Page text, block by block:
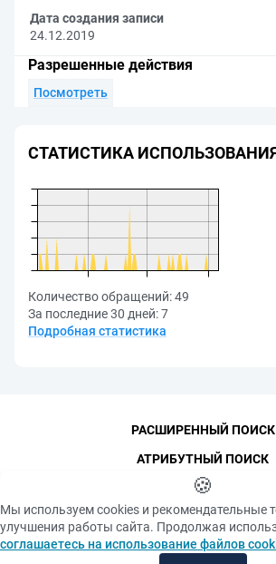
Дата создания записи
24.12.2019
Разрешенные действия
Посмотреть
СТАТИСТИКА
Количество обращений:49
За последние 30 дней:7
Подробная статистика
РАСШИРЕННЫЙ ПОИСК
АТРИБУТНЫЙ ПОИСК
КОНТАКТЫ
ФУНДАМЕНТАЛЬНАЯ
ПОСЛЕДНИЕ
🍪
Мы используем cookies и рекомендательные
улучшения работы сайта. Продолжая
соглашаетесь на использование файлов